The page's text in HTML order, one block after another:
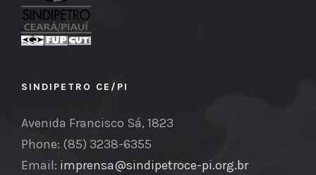
SINDIPETRO CE/PI
Avenida Francisco Sá, 1823
Phone: (85) 3238-6355
Email: imprensa@sindipetroce-pi.org.br